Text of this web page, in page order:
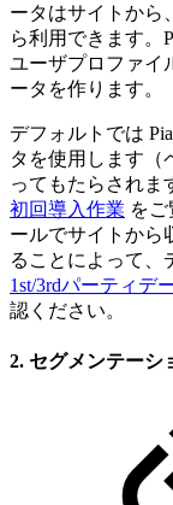
ータはサイトから
ら利用できます。
ユーザプロファイ
ータを作ります。
デフォルトでは
タを使用します（
ってもたらされま
初回導入作業 を
ールでサイトから
ることによって、
1st/3rdパーティデ
認ください。
2. セグメンテーシ